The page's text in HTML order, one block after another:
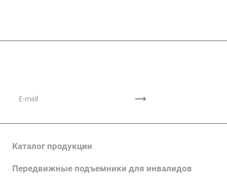
Каталог продукции
Передвижные подъемники для инвалидов